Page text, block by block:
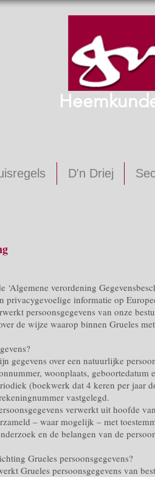
‘Algemene verordening
privacygevoelige informatie op
persoonsgegevens van onze
de wijze waarop binnen Grueles
gegevens over een natuurlijke
woonplaats,
(boekwerk dat 4 keren per jaar
vastgelegd.
verwerkt uit hoofde
– waar mogelijk – met
en de belangen van de
Grueles persoonsgegevens?
Grueles persoonsgegevens van
D'n Driej